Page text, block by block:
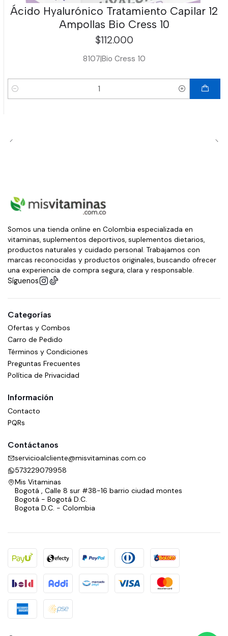
Ácido Hyalurónico Tratamiento Capilar 12
Ampollas Bio Cress 10
$112.000
8107|Bio Cress 10
Cantidad
Somos una tienda online en Colombia especializada en
vitaminas, suplementos deportivos, suplementos dietarios,
productos naturales y cuidado personal. Trabajamos con
marcas reconocidas y productos originales, buscando ofrecer
una experiencia de compra segura, clara y responsable.
Síguenos
Categorías
Ofertas y Combos
Carro de Pedido
Términos y Condiciones
Preguntas Frecuentes
Política de Privacidad
Información
Contacto
PQRs
Contáctanos
servicioalcliente@misvitaminas.com.co
573229079958
Mis Vitaminas
Bogotá , Calle 8 sur #38-16 barrio ciudad montes
Bogotá - Bogotá D.C.
Bogota D.C. - Colombia